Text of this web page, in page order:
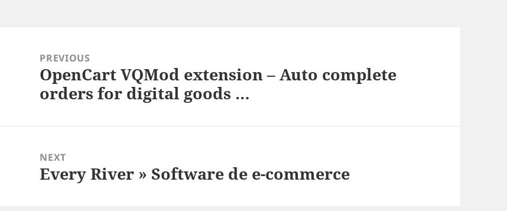
navigationPREVIOUS
Previous
post:
OpenCart VQMod extension – Auto complete
orders for digital goods …
NEXT
Next
Every River » Software de e-commerce